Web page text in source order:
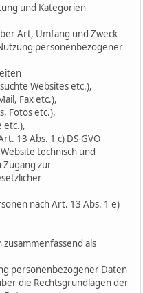
und Kategorien
Art, Umfang und Zweck
personenbezogener
Websites etc.),
Fax etc.),
Fotos etc.),
etc.),
13 Abs. 1 c) DS-GVO
technisch und
zur
nach Art. 13 Abs. 1 e)
als
personenbezogener Daten
die Rechtsgrundlagen der